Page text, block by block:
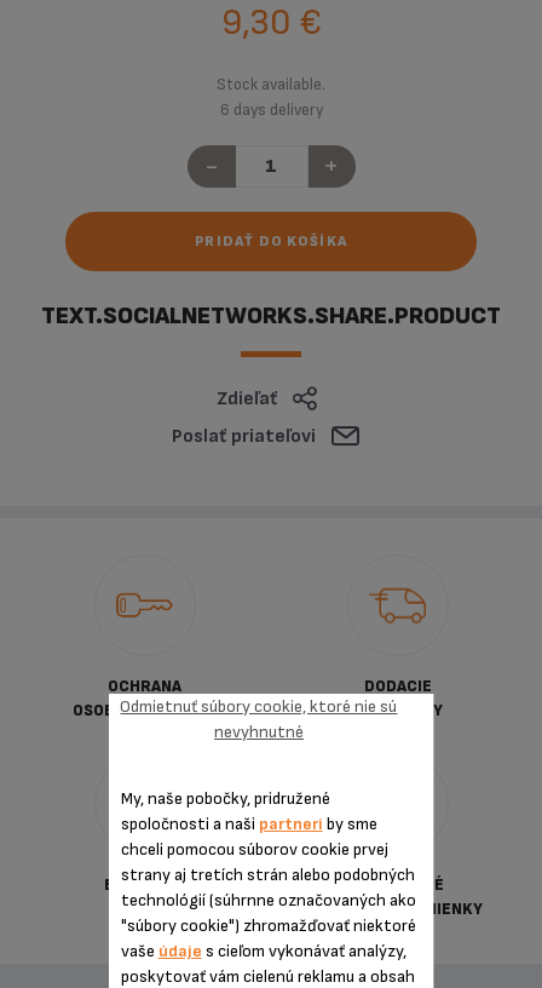
9,30 €
Stock available.
6 days delivery
- +
PRIDAŤ DO KOŠÍKA
TEXT.SOCIALNETWORKS.SHARE.PRODUCT
Zdieľať
Poslať priateľovi
OCHRANA
OSOBNYCH ÚDAJOV
DODACIE
PODMIENKY
BEZPEČNÁ
PLATBA
VŠEOBECNÉ
OBCHDNÉ PODMIENKY
My, naše pobočky, pridružené
spoločnosti a naši partneri by sme
chceli pomocou súborov cookie prvej
strany aj tretích strán alebo podobných
technológií (súhrnne označovaných ako
"súbory cookie") zhromažďovať niektoré
vaše údaje s cieľom vykonávať analýzy,
poskytovať vám cielenú reklamu a obsah
Odmietnuť súbory cookie, ktoré nie sú
nevyhnutné